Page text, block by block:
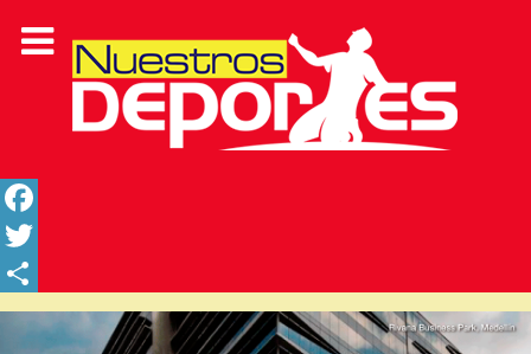
Facebook
Twitter
Share